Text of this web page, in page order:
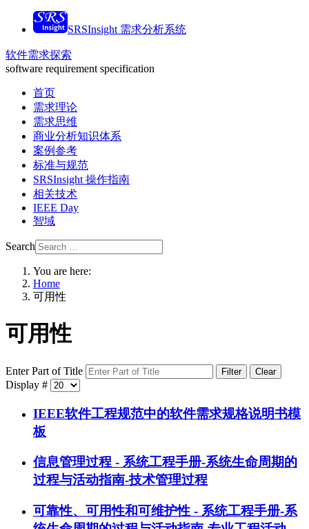
SRSInsight 需求分析系统
软件需求探索
software requirement specification
首页
需求理论
需求思维
商业分析知识体系
案例参考
标准与规范
SRSInsight 操作指南
相关技术
IEEE Day
智域
Search
You are here:
Home
可用性
可用性
Enter Part of Title Filter Clear
Display #
IEEE软件工程规范中的软件需求规格说明书模
板
信息管理过程 - 系统工程手册-系统生命周期的
过程与活动指南-技术管理过程
可靠性、可用性和可维护性 - 系统工程手册-系